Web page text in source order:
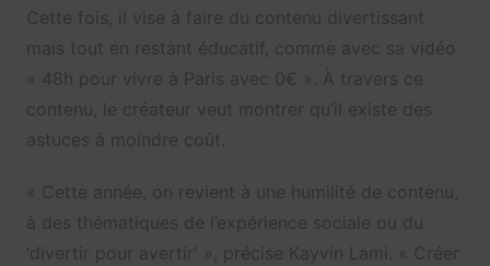
Cette fois, il vise à faire du contenu divertissant
mais tout en restant éducatif, comme avec sa vidéo
« 48h pour vivre à Paris avec 0€ ». À travers ce
contenu, le créateur veut montrer qu’il existe des
astuces à moindre coût.
« Cette année, on revient à une humilité de contenu,
à des thématiques de l’expérience sociale ou du
‘divertir pour avertir' », précise Kayvin Lami. « Créer